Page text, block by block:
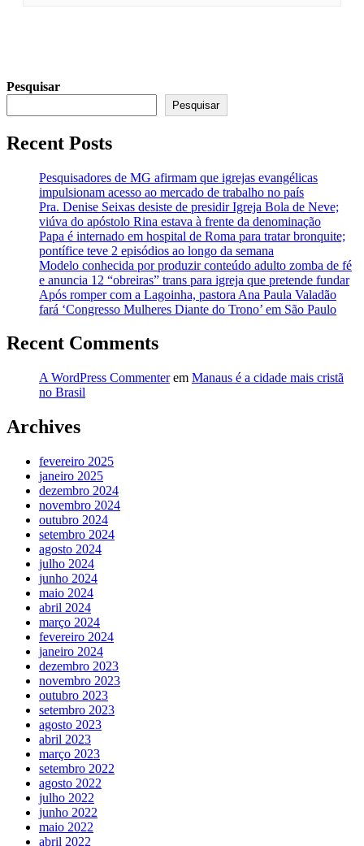
Pesquisar
Pesquisar
Recent Posts
Pesquisadores de MG afirmam que igrejas evangélicas
impulsionam acesso ao mercado de trabalho no país
Pra. Denise Seixas desiste de presidir Igreja Bola de Neve;
viúva do apóstolo Rina estava à frente da denominação
Papa é internado em hospital de Roma para tratar bronquite;
pontífice teve 2 episódios ao longo da semana
Modelo conhecida por produzir conteúdo adulto zomba de fé
e anuncia 12 “obreiras” trans para igreja que pretende fundar
Após romper com a Lagoinha, pastora Ana Paula Valadão
fará ‘Congresso Mulheres Diante do Trono’ em São Paulo
Recent Comments
A WordPress Commenterem Manaus é a cidade mais cristã
no Brasil
Archives
fevereiro 2025
janeiro 2025
dezembro 2024
novembro 2024
outubro 2024
setembro 2024
agosto 2024
julho 2024
junho 2024
maio 2024
abril 2024
março 2024
fevereiro 2024
janeiro 2024
dezembro 2023
novembro 2023
outubro 2023
setembro 2023
agosto 2023
abril 2023
março 2023
setembro 2022
agosto 2022
julho 2022
junho 2022
maio 2022
abril 2022